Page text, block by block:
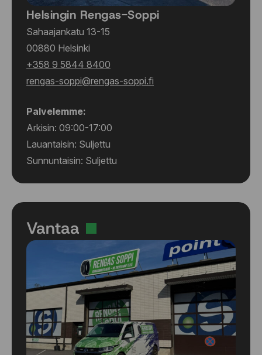
Helsingin Rengas-Soppi
Sahaajankatu 13-15
00880 Helsinki
+358 9 5844 8400
rengas-soppi@rengas-soppi.fi
Palvelemme:
Arkisin: 09:00-17:00
Lauantaisin: Suljettu
Sunnuntaisin: Suljettu
Vantaa